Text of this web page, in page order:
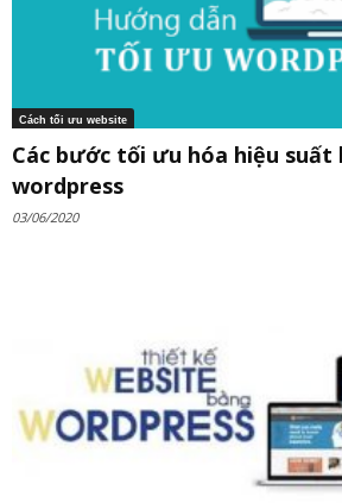
Cách tối ưu website
Các bước tối ưu hóa hiệu
wordpress
03/06/2020